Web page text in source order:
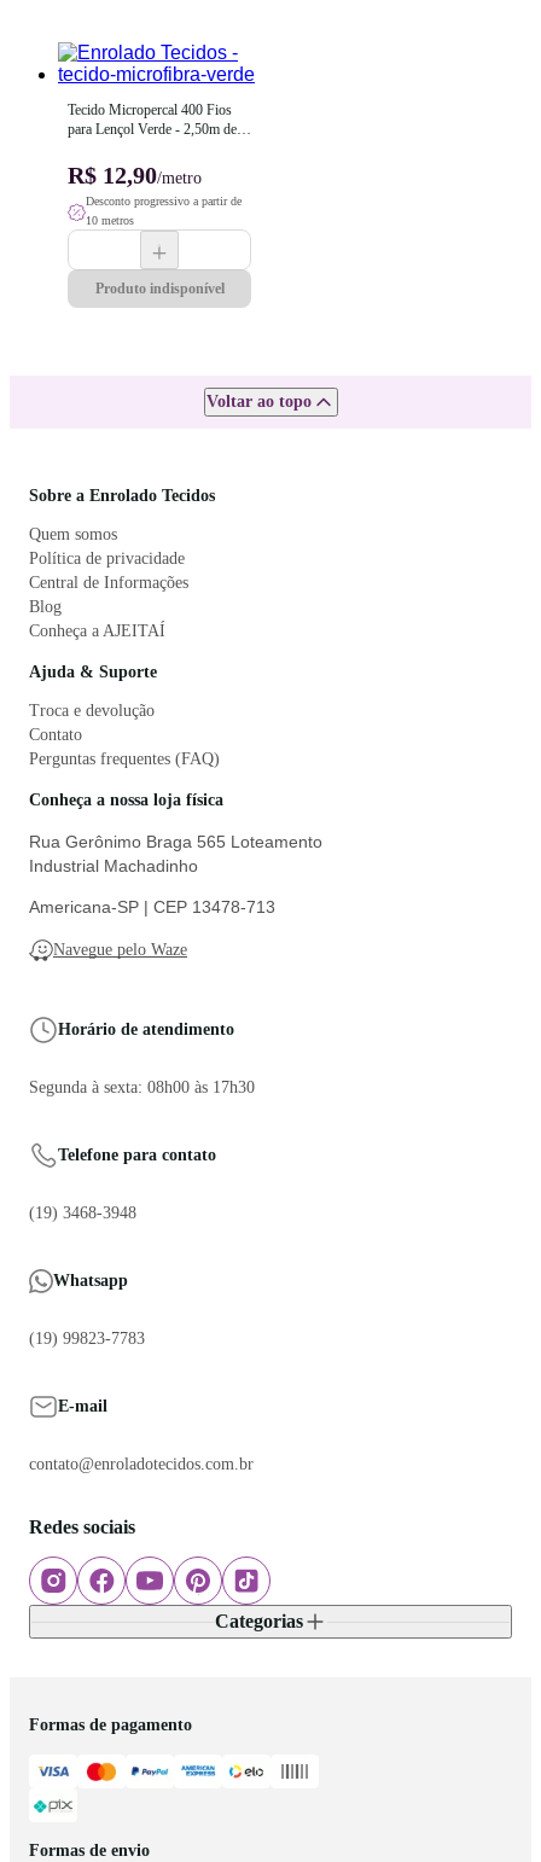
Tecido Micropercal 400 Fios
para Lençol Verde - 2,50m de
R$ 12,90/metro
Desconto progressivo a partir de
10 metros
Produto indisponível
Voltar ao topo
Sobre a Enrolado Tecidos
Quem somos
Política de privacidade
Central de Informações
Blog
Conheça a AJEITAÍ
Ajuda & Suporte
Troca e devolução
Contato
Perguntas frequentes (FAQ)
Conheça a nossa loja física
Rua Gerônimo Braga 565 Loteamento
Industrial Machadinho
Americana-SP | CEP 13478-713
Navegue pelo Waze
Horário de atendimento
Segunda à sexta: 08h00 às 17h30
Telefone para contato
(19) 3468-3948
Whatsapp
(19) 99823-7783
E-mail
contato@enroladotecidos.com.br
Redes sociais
Categorias
Formas de pagamento
Formas de envio